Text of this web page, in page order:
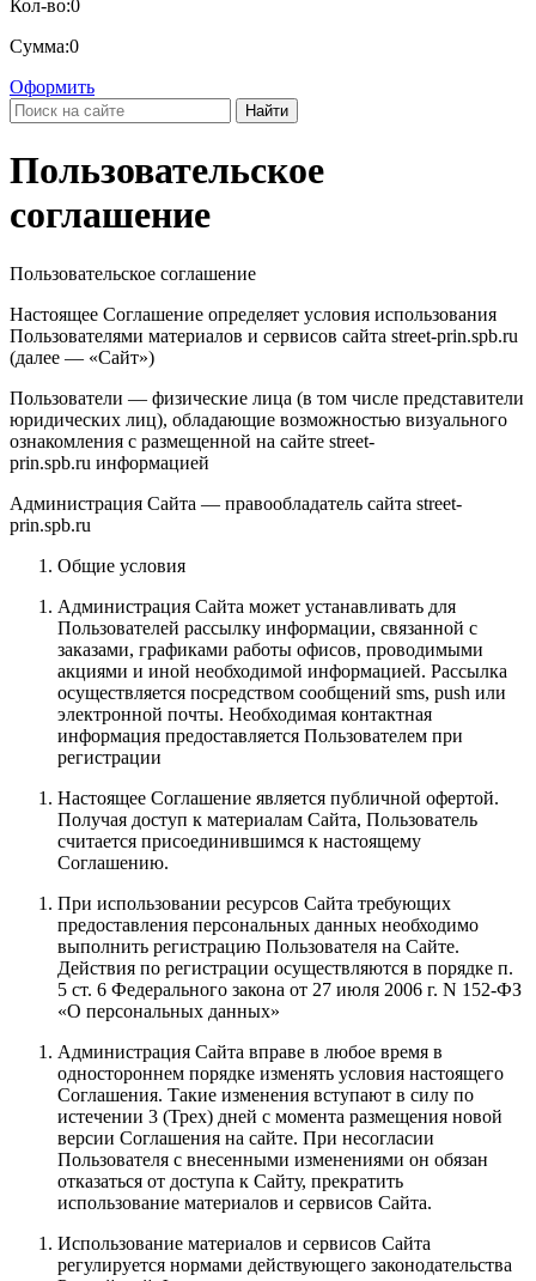
Кол-во:0
Сумма:0
Оформить
Найти
Пользовательское
соглашение
Пользовательское соглашение
Настоящее Соглашение определяет условия использования
Пользователями материалов и сервисов сайта street-prin.spb.ru
(далее — «Сайт»)
Пользователи — физические лица (в том числе представители
юридических лиц), обладающие возможностью визуального
ознакомления с размещенной на сайте street-
prin.spb.ru информацией
Администрация Сайта — правообладатель сайта street-
prin.spb.ru
Общие условия
Администрация Сайта может устанавливать для
Пользователей рассылку информации, связанной с
заказами, графиками работы офисов, проводимыми
акциями и иной необходимой информацией. Рассылка
осуществляется посредством сообщений sms, push или
электронной почты. Необходимая контактная
информация предоставляется Пользователем при
регистрации
Настоящее Соглашение является публичной офертой.
Получая доступ к материалам Сайта, Пользователь
считается присоединившимся к настоящему
Соглашению.
При использовании ресурсов Сайта требующих
предоставления персональных данных необходимо
выполнить регистрацию Пользователя на Сайте.
Действия по регистрации осуществляются в порядке п.
5 ст. 6 Федерального закона от 27 июля 2006 г. N 152-ФЗ
«О персональных данных»
Администрация Сайта вправе в любое время в
одностороннем порядке изменять условия настоящего
Соглашения. Такие изменения вступают в силу по
истечении 3 (Трех) дней с момента размещения новой
версии Соглашения на сайте. При несогласии
Пользователя с внесенными изменениями он обязан
отказаться от доступа к Сайту, прекратить
использование материалов и сервисов Сайта.
Использование материалов и сервисов Сайта
регулируется нормами действующего законодательства